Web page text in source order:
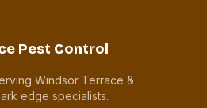
Pest Control
Windsor Terrace &
edge specialists.